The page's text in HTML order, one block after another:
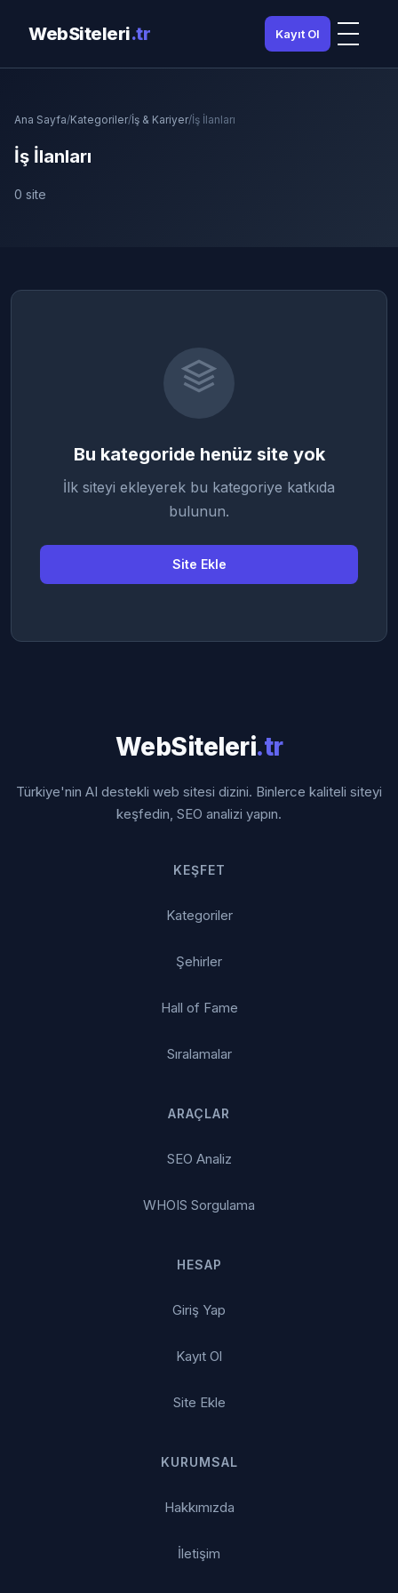
WebSiteleri.tr Kayıt Ol
Ana Sayfa/Kategoriler/İş & Kariyer/İş İlanları
İş İlanları
0 site
Bu kategoride henüz site yok
İlk siteyi ekleyerek bu kategoriye katkıda
bulunun.
Site Ekle
WebSiteleri.tr
Türkiye'nin AI destekli web sitesi dizini. Binlerce kaliteli siteyi
keşfedin, SEO analizi yapın.
KEŞFET
Kategoriler
Şehirler
Hall of Fame
Sıralamalar
ARAÇLAR
SEO Analiz
WHOIS Sorgulama
HESAP
Giriş Yap
Kayıt Ol
Site Ekle
KURUMSAL
Hakkımızda
İletişim